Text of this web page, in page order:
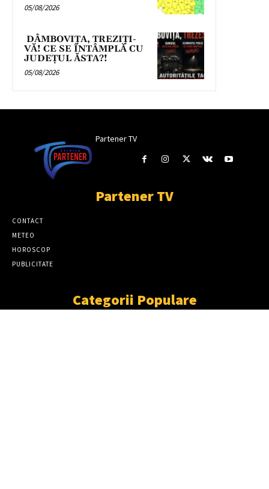
05/08/2026
DÂMBOVIȚA, TREZIȚI-
VĂ! CE SE ÎNTÂMPLĂ CU
JUDEȚUL ĂSTA?!
05/08/2026
Partener TV
Partener TV
CONTACT
METEO
HOROSCOP
PUBLICITATE
Categorii Populare